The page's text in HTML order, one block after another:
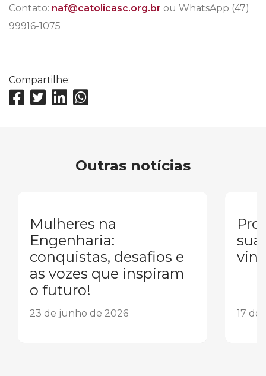
Contato: naf@catolicasc.org.br ou WhatsApp (47)
99916-1075
Compartilhe:
Outras notícias
Mulheres na
Engenharia:
conquistas, desafios e
as vozes que inspiram
o futuro!
23 de junho de 2026
sua
17 de